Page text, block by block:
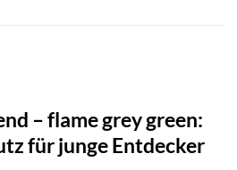
– flame grey green:
für junge Entdecker